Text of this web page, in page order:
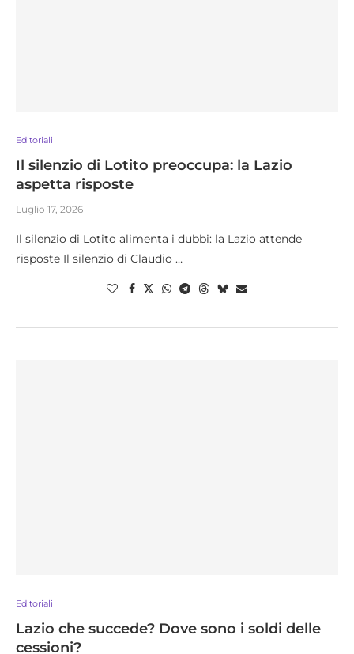
Editoriali
Il silenzio di Lotito preoccupa: la Lazio
aspetta risposte
Luglio 17, 2026
Il silenzio di Lotito alimenta i dubbi: la Lazio attende
risposte Il silenzio di Claudio …
Editoriali
Lazio che succede? Dove sono i soldi delle
cessioni?